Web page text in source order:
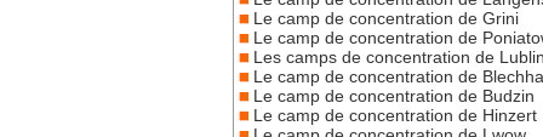
Le camp de concentration de Grini
Le camp de concentration de
Les camps de concentration de
Le camp de concentration de
Le camp de concentration de Budzin
Le camp de concentration de Hinzert